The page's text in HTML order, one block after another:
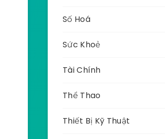
Số Hoá
Sức Khoẻ
Tài Chính
Thể Thao
Thiết Bị Kỹ Thuật